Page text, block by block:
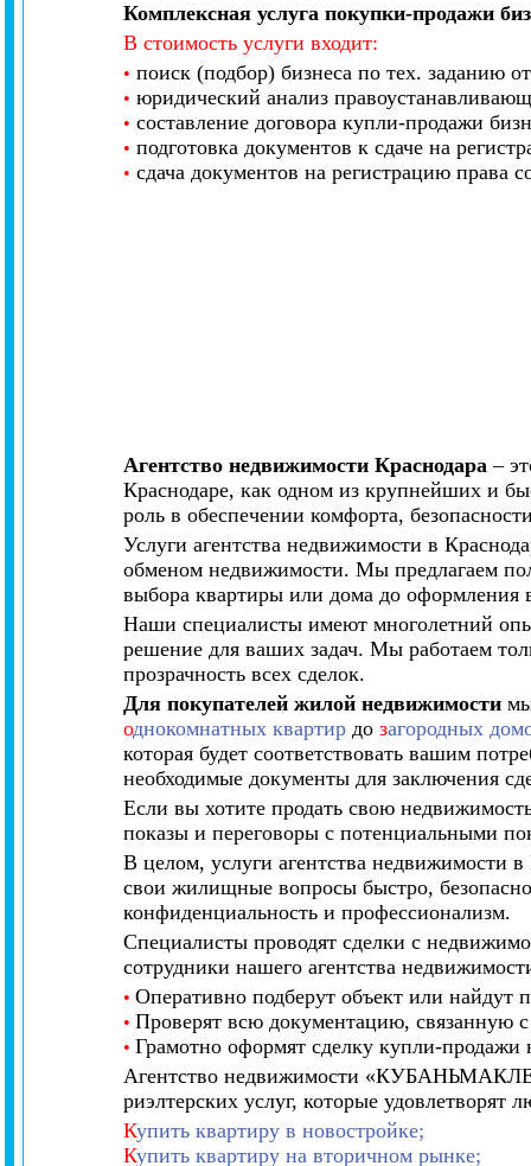
Комплексная услуга покупки-продажи
В стоимость услуги входит:
• поиск (подбор) бизнеса по тех. заданию
• юридический анализ
• составление договора купли-продажи
• подготовка документов к сдаче на
• сдача документов на регистрацию права
Агентство недвижимости Краснодара –
Краснодаре, как одном из крупнейших и
роль в обеспечении комфорта,
Услуги агентства недвижимости в
обменом недвижимости. Мы предлагаем
выбора квартиры или дома до оформления
Наши специалисты имеют многолетний
решение для ваших задач. Мы работаем
прозрачность всех сделок.
Для покупателей жилой недвижимости
однокомнатных квартир дозагородных
которая будет соответствовать вашим
необходимые документы для заключения
Если вы хотите продать свою
показы и переговоры с потенциальными
В целом, услуги агентства недвижимости
свои жилищные вопросы быстро,
конфиденциальность и профессионализм.
Специалисты проводят сделки с
сотрудники нашего агентства
•Оперативно подберут объект или найдут
•Проверят всю документацию, связанную
•Грамотно оформят сделку купли-
Агентство недвижимости
риэлтерских услуг, которые удовлетворят
Купить квартиру в новостройке;
Купить квартиру на вторичном рынке;